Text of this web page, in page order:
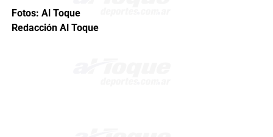
Fotos: Al Toque
Redacción Al Toque